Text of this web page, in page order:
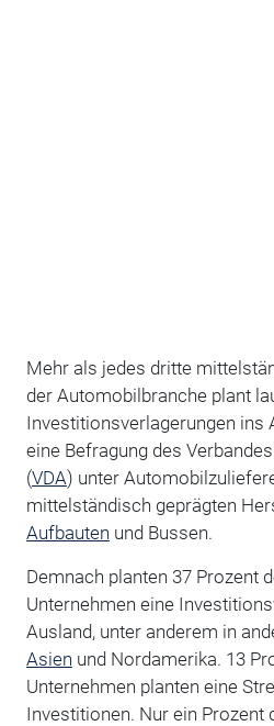
Mehr als jedes dritte
der Automobilbranche plant
Investitionsverlagerungen ins
eine Befragung des
(VDA) unter
mittelständisch geprägten
Aufbauten und Bussen.
Demnach planten 37 Prozent
Unternehmen eine
Ausland, unter anderem in
Asien und Nordamerika. 13
Unternehmen planten eine
Investitionen. Nur ein Prozent